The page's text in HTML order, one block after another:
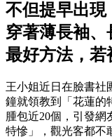
不但提早出現
穿著薄長袖
最好方法，若
王小姐近日在臉書社
鐘就領教到「花蓮的
腫包近20個，引發網
特慘」，觀光客都不